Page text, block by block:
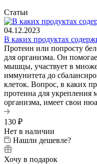
Статьи
04.12.2023
В каких продуктах
Протеин или попросту
для организма. Он
мышцы, участвует в
иммунитета до
клеток. Вопрос, в каких
протеина для
организма, имеет свои
130 ₽
Нет в наличии
Нашли дешевле?
Хочу в подарок